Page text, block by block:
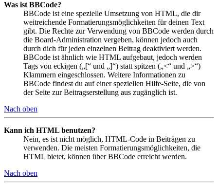
Was ist BBCode?
BBCode ist eine spezielle Umsetzung von HTML, die dir
weitreichende Formatierungsmöglichkeiten für deinen Text
gibt. Die Rechte zur Verwendung von BBCode werden durch
die Board-Administration vergeben, können jedoch auch
durch dich für jeden einzelnen Beitrag deaktiviert werden.
BBCode ist ähnlich wie HTML aufgebaut, jedoch werden
Tags von eckigen („[“ und „]“) statt spitzen („<“ und „>“)
Klammern eingeschlossen. Weitere Informationen zu
BBCode findest du auf einer speziellen Hilfe-Seite, die von
der Seite zur Beitragserstellung aus zugänglich ist.
Nach oben
Kann ich HTML benutzen?
Nein, es ist nicht möglich, HTML-Code in Beiträgen zu
verwenden. Die meisten Formatierungsmöglichkeiten, die
HTML bietet, können über BBCode erreicht werden.
Nach oben